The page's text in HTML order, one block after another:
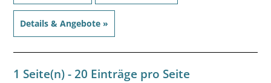
Details & Angebote »
1 Seite(n) - 20 Einträge pro Seite